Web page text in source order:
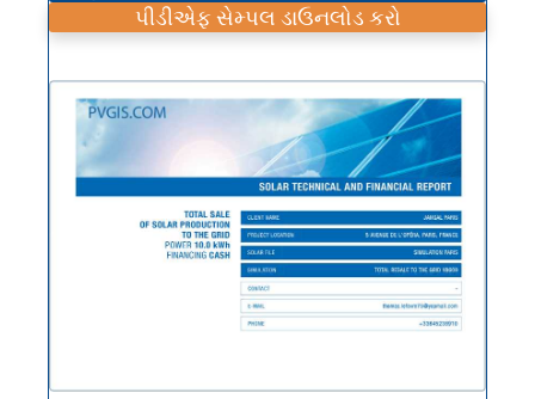
પીડીએફ સેમ્પલ ડાઉનલોડ કરો